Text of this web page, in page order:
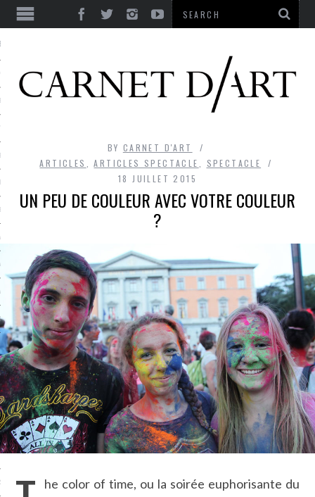
ULTIME
RIRE
HASARD
LIBERTÉ
BEAUTÉ
FOLIE
BONHEUR
GUERRE
BY CARNET D'ART
ARTICLES
,ARTICLES SPECTACLE
SPECTACLE
18 JUILLET 2015
UN PEU DE COULEUR AVEC VOTRE COULEUR
?
he color of time, ou la soirée euphorisante du